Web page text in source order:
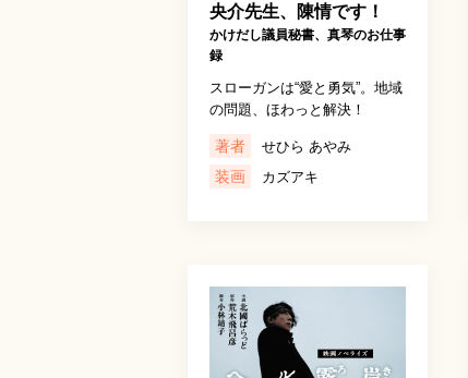
央介先生、陳情です！
かけだし議員秘書、真琴のお仕事
録
スローガンは“愛と勇気”。地域
の問題、ほわっと解決！
著者 せひら あやみ
装画 カズアキ